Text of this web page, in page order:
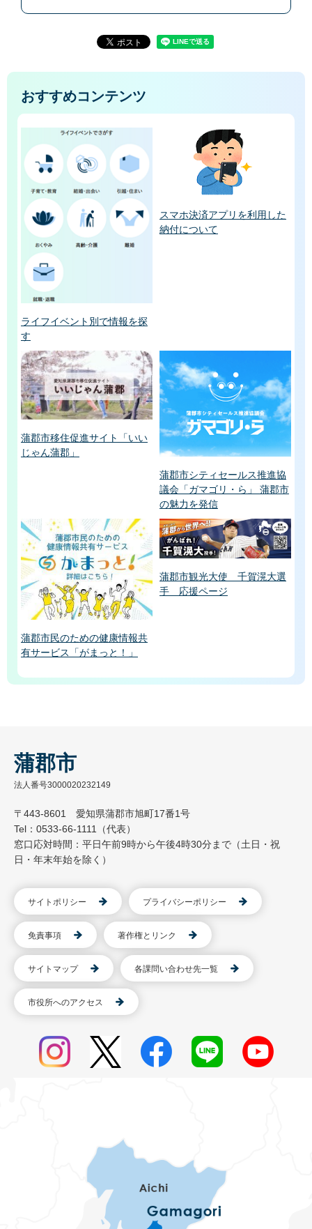
おすすめコンテンツ
ライフイベント別で情報を探
す
スマホ決済アプリを利用した
納付について
蒲郡市移住促進サイト「いい
じゃん蒲郡」
蒲郡市シティセールス推進協
議会「ガマゴリ・ら」 蒲郡市
の魅力を発信
蒲郡市民のための健康情報共
有サービス「がまっと！」
蒲郡市観光大使 千賀滉大選
手 応援ページ
蒲郡市
法人番号3000020232149
〒443-8601 愛知県蒲郡市旭町17番1号
Tel：0533-66-1111（代表）
窓口応対時間：平日午前9時から午後4時30分まで（土日・祝
日・年末年始を除く）
サイトポリシー プライバシーポリシー
免責事項 著作権とリンク
サイトマップ 各課問い合わせ先一覧
市役所へのアクセス